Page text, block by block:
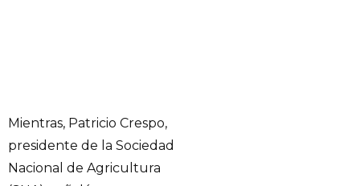
Mientras, Patricio Crespo,
presidente de la Sociedad
Nacional de Agricultura